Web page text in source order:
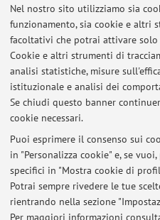
Nel nostro sito utilizziamo sia
funzionamento, sia cookie e altri
facoltativi che potrai attivare
Cookie e altri strumenti di
analisi statistiche, misure
istituzionale e analisi dei
Se chiudi questo banner
cookie necessari.
Puoi esprimere il consenso sui
in "Personalizza cookie" e, se
specifici in "Mostra cookie di
Potrai sempre rivedere le tue
rientrando nella sezione
Per maggiori informazioni
Corso:
Laurea Magistrale
Periodo delle lezioni: dal 23
dicembre 2026
Orario delle lezioni
Al momento non